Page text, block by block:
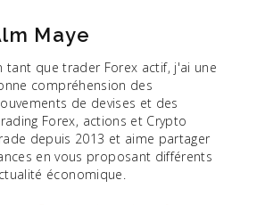
Maye
tant que trader Forex actif, j'ai une
compréhension des
de devises et des
Forex, actions et Crypto
depuis 2013 et aime partager
en vous proposant différents
économique.